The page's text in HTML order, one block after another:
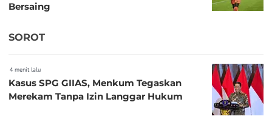
Bersaing
SOROT
4 menit lalu
Kasus SPG GIIAS, Menkum Tegaskan
Merekam Tanpa Izin Langgar Hukum